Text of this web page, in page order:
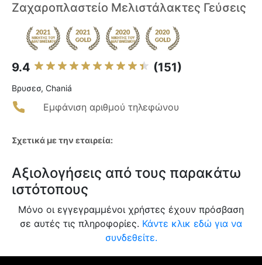
Ζαχαροπλαστείο Μελιστάλακτες Γεύσεις
9.4 (151)
Βρυσεσ, Chaniá
Εμφάνιση αριθμού τηλεφώνου
Σχετικά με την εταιρεία:
Αξιολογήσεις από τους παρακάτω
ιστότοπους
Μόνο οι εγγεγραμμένοι χρήστες έχουν πρόσβαση
σε αυτές τις πληροφορίες. Κάντε κλικ εδώ για να
συνδεθείτε.